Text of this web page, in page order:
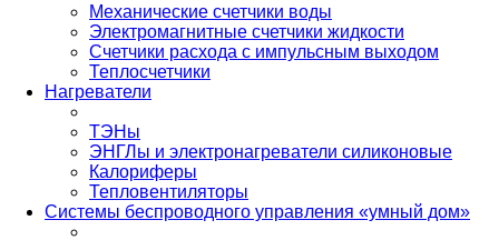
Механические счетчики воды
Электромагнитные счетчики жидкости
Счетчики расхода с импульсным выходом
Теплосчетчики
Нагреватели
ТЭНы
ЭНГЛы и электронагреватели силиконовые
Калориферы
Тепловентиляторы
Системы беспроводного управления «умный дом»